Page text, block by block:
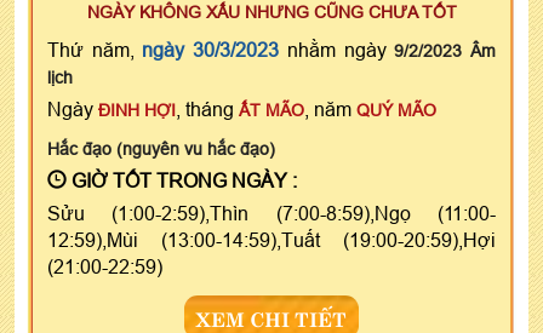
NGÀY KHÔNG XẤU NHƯNG CŨNG CHƯA TỐT
Thứ năm, ngày 30/3/2023 nhằm ngày9/2/2023 Âm
lịch
Ngày ĐINH HỢI , tháng ẤT MÃO , năm QUÝ MÃO
Hắc đạo (nguyên vu hắc đạo)
GIỜ TỐT TRONG NGÀY :
Sửu (1:00-2:59),Thìn (7:00-8:59),Ngọ (11:00-
12:59),Mùi (13:00-14:59),Tuất (19:00-20:59),Hợi
(21:00-22:59)
XEM CHI TIẾT